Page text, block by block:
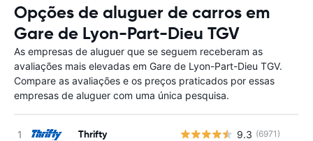
Opções de aluguer de carros em
Gare de Lyon-Part-Dieu TGV
As empresas de aluguer que se seguem receberam as
avaliações mais elevadas em Gare de Lyon-Part-Dieu TGV.
Compare as avaliações e os preços praticados por essas
empresas de aluguer com uma única pesquisa.
Thrifty 9.3 (6971)